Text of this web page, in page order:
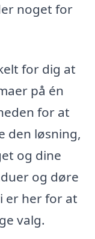
noget for
for dig at
på én
for at
den løsning,
og dine
og døre
er her for at
valg.